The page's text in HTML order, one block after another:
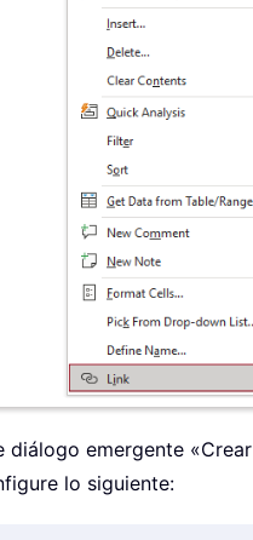
diálogo emergente «Crear
lo siguiente: